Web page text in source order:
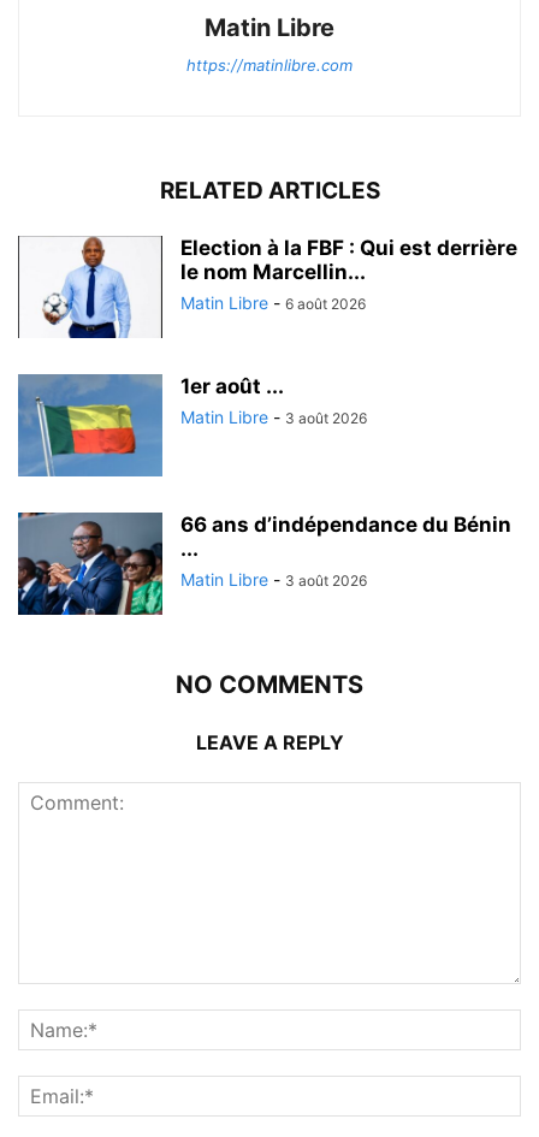
Matin Libre
https://matinlibre.com
RELATED ARTICLES
Election à la FBF : Qui est derrière
le nom Marcellin...
Matin Libre - 6 août 2026
1er août ...
Matin Libre - 3 août 2026
66 ans d’indépendance du Bénin
...
Matin Libre - 3 août 2026
NO COMMENTS
LEAVE A REPLY